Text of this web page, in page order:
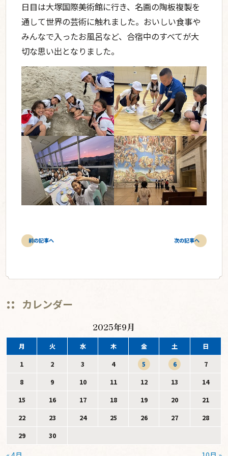
@kobe_kaisei_primary
日目は大塚国際美術館に行き、名画の陶板複製を
通して世界の芸術に触れました。おいしい食事や
みんなで入ったお風呂など、合宿中のすべてが大
切な思い出となりました。
前の記事へ 次の記事へ
カレンダー
2025年9月
月 火 水 木 金 土 日
1 2 3 4 5 6 7
8 9 10 11 12 13 14
15 16 17 18 19 20 21
22 23 24 25 26 27 28
29 30